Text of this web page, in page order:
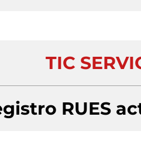
TIC
RUES